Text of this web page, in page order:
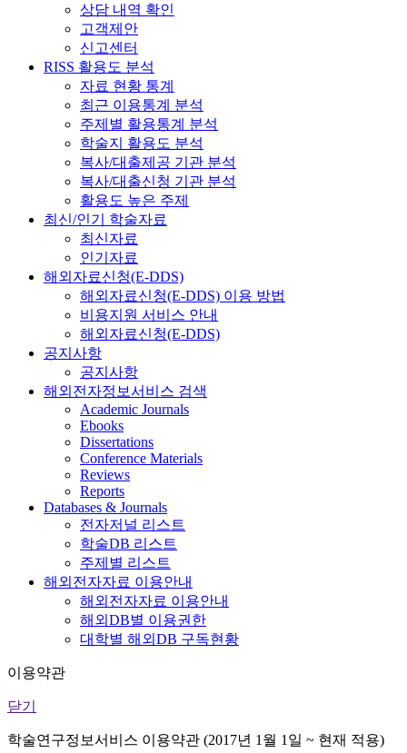
상담 내역 확인
고객제안
신고센터
RISS 활용도 분석
자료 현황 통계
최근 이용통계 분석
주제별 활용통계 분석
학술지 활용도 분석
복사/대출제공 기관 분석
복사/대출신청 기관 분석
활용도 높은 주제
최신/인기 학술자료
최신자료
인기자료
해외자료신청(E-DDS)
해외자료신청(E-DDS) 이용 방법
비용지원 서비스 안내
해외자료신청(E-DDS)
공지사항
공지사항
해외전자정보서비스 검색
Academic Journals
Ebooks
Dissertations
Conference Materials
Reviews
Reports
Databases & Journals
전자저널 리스트
학술DB 리스트
주제별 리스트
해외전자자료 이용안내
해외전자자료 이용안내
해외DB별 이용권한
대학별 해외DB 구독현황
이용약관
닫기
학술연구정보서비스 이용약관 (2017년 1월 1일 ~ 현재 적용)